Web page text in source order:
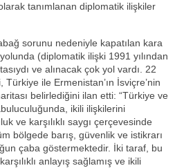
tanımlanan diplomatik ilişkiler
sorunu nedeniyle kapatılan kara
yolunda (diplomatik ilişki 1991 yılından
ve alınacak çok yol vardı. 22
ile Ermenistan’ın İsviçre’nin
belirlediğini ilan etti: “Türkiye ve
ikili ilişkilerini
ve karşılıklı saygı çerçevesinde
bölgede barış, güvenlik ve istikrarı
çaba göstermektedir. İki taraf, bu
anlayış sağlamış ve ikili